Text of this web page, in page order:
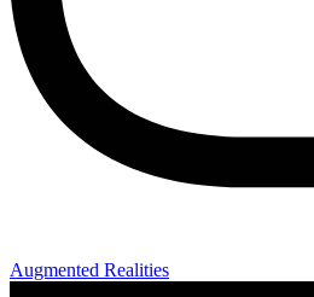
Augmented Realities